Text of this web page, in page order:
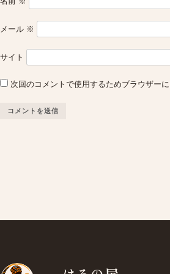
メール ※
サイト
次回のコメントで使用するためブラウザー